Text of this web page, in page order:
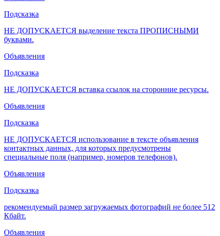
Подсказка
НЕ ДОПУСКАЕТСЯ выделение текста ПРОПИСНЫМИ
буквами.
Объявления
Подсказка
НЕ ДОПУСКАЕТСЯ вставка ссылок на сторонние ресурсы.
Объявления
Подсказка
НЕ ДОПУСКАЕТСЯ использование в тексте объявления
контактных данных, для которых предусмотрены
специальные поля (например, номеров телефонов).
Объявления
Подсказка
рекомендуемый размер загружаемых фотографий не более 512
Кбайт.
Объявления